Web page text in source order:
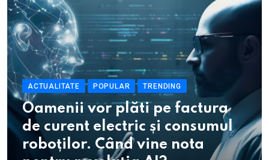
ACTUALITATE POPULAR TRENDING
Oamenii vor plăti pe factura
de curent electric și consumul
roboților. Când vine nota